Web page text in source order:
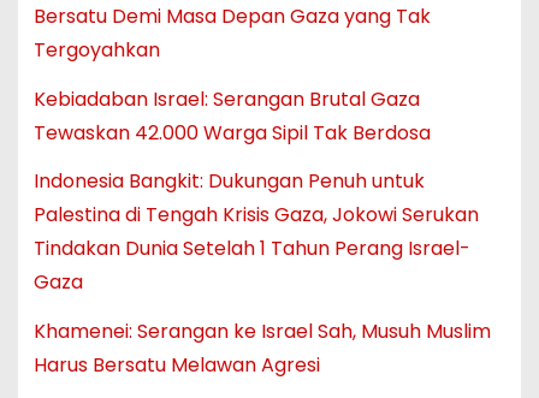
Bersatu Demi Masa Depan Gaza yang Tak
Tergoyahkan
Kebiadaban Israel: Serangan Brutal Gaza
Tewaskan 42.000 Warga Sipil Tak Berdosa
Indonesia Bangkit: Dukungan Penuh untuk
Palestina di Tengah Krisis Gaza, Jokowi Serukan
Tindakan Dunia Setelah 1 Tahun Perang Israel-
Gaza
Khamenei: Serangan ke Israel Sah, Musuh Muslim
Harus Bersatu Melawan Agresi